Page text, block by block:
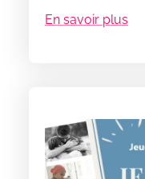
médecins,
dédié à la
l’enfant,
astronaute
En savoir plus